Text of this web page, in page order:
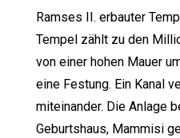
Ramses II. erbauter
Tempel zählt zu den
von einer hohen Mauer
eine Festung. Ein Kanal
miteinander. Die Anlage
Geburtshaus, Mammisi